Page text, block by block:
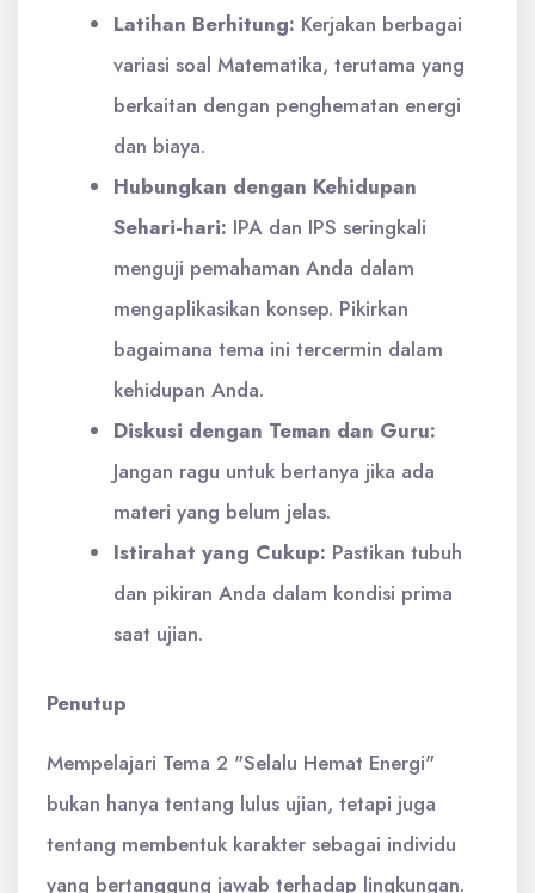
Latihan Berhitung: Kerjakan berbagai
variasi soal Matematika, terutama yang
berkaitan dengan penghematan energi
dan biaya.
Hubungkan dengan Kehidupan
Sehari-hari: IPA dan IPS seringkali
menguji pemahaman Anda dalam
mengaplikasikan konsep. Pikirkan
bagaimana tema ini tercermin dalam
kehidupan Anda.
Diskusi dengan Teman dan Guru:
Jangan ragu untuk bertanya jika ada
materi yang belum jelas.
Istirahat yang Cukup: Pastikan tubuh
dan pikiran Anda dalam kondisi prima
saat ujian.
Penutup
Mempelajari Tema 2 "Selalu Hemat Energi"
bukan hanya tentang lulus ujian, tetapi juga
tentang membentuk karakter sebagai individu
yang bertanggung jawab terhadap lingkungan.